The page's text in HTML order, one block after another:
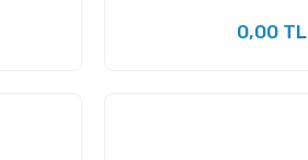
0,00 TL